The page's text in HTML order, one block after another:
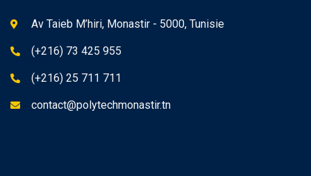
Av Taieb M’hiri, Monastir - 5000, Tunisie
(+216) 73 425 955
(+216) 25 711 711
contact@polytechmonastir.tn